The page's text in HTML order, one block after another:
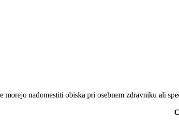
nadomestiti obiska pri osebnem zdravniku ali